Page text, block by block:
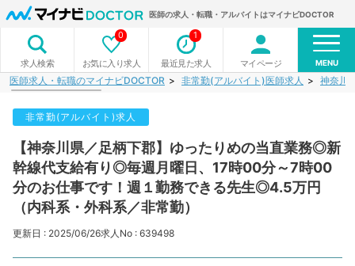
医師の求人・転職・アルバイトはマイナビDOCTOR
求人検索 お気に入り求人
0
最近見た求人
1
マイページ MENU
医師求人・転職のマイナビDOCTOR 非常勤(アルバイト)医師求人 神奈川
非常勤(アルバイト)求人
【神奈川県／足柄下郡】ゆったりめの当直業務◎新
幹線代支給有り◎毎週月曜日、17時00分～7時00
分のお仕事です！週１勤務できる先生◎4.5万円
（内科系・外科系／非常勤）
更新日 : 2025/06/26求人No : 639498